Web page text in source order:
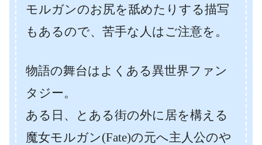
モルガンのお尻を舐めたりする描写
もあるので、苦手な人はご注意を。
物語の舞台はよくある異世界ファン
タジー。
ある日、とある街の外に居を構える
魔女モルガン(Fate)の元へ主人公のや